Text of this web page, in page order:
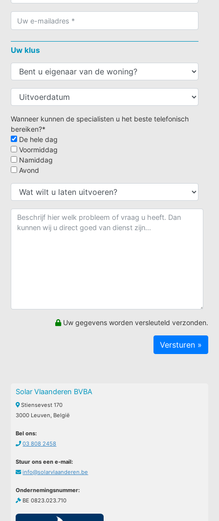
Uw klus
Wanneer kunnen de specialisten u het beste telefonisch
bereiken?*
De hele dag
Voormiddag
Namiddag
Avond
Uw gegevens worden versleuteld verzonden.
Solar Vlaanderen BVBA
Stiensevest 170
3000 Leuven, België
Bel ons:
03 808 2458
Stuur ons een e-mail:
info@solarvlaanderen.be
Ondernemingsnummer:
BE 0823.023.710